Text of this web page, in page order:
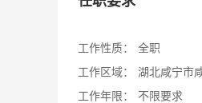
工作性质：
全职
工作区域：
湖北咸宁市
工作年限：
不限要求